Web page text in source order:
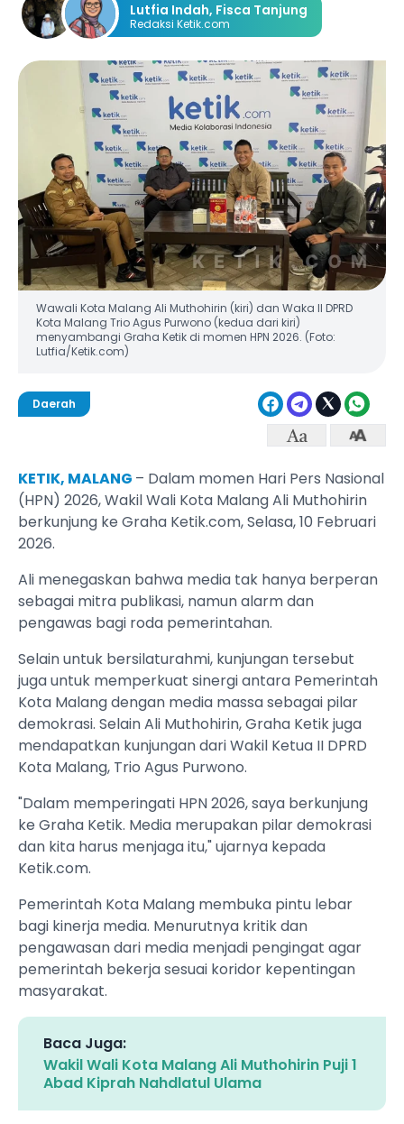
Lutfia Indah, Fisca Tanjung
Redaksi Ketik.com
Wawali Kota Malang Ali Muthohirin (kiri) dan Waka II DPRD
Kota Malang Trio Agus Purwono (kedua dari kiri)
menyambangi Graha Ketik di momen HPN 2026. (Foto:
Lutfia/Ketik.com)
Daerah
KETIK, MALANG – Dalam momen Hari Pers Nasional
(HPN) 2026, Wakil Wali Kota Malang Ali Muthohirin
berkunjung ke Graha Ketik.com, Selasa, 10 Februari
2026.
Ali menegaskan bahwa media tak hanya berperan
sebagai mitra publikasi, namun alarm dan
pengawas bagi roda pemerintahan.
Selain untuk bersilaturahmi, kunjungan tersebut
juga untuk memperkuat sinergi antara Pemerintah
Kota Malang dengan media massa sebagai pilar
demokrasi. Selain Ali Muthohirin, Graha Ketik juga
mendapatkan kunjungan dari Wakil Ketua II DPRD
Kota Malang, Trio Agus Purwono.
"Dalam memperingati HPN 2026, saya berkunjung
ke Graha Ketik. Media merupakan pilar demokrasi
dan kita harus menjaga itu," ujarnya kepada
Ketik.com.
Pemerintah Kota Malang membuka pintu lebar
bagi kinerja media. Menurutnya kritik dan
pengawasan dari media menjadi pengingat agar
pemerintah bekerja sesuai koridor kepentingan
masyarakat.
Baca Juga:
Wakil Wali Kota Malang Ali Muthohirin Puji 1
Abad Kiprah Nahdlatul Ulama